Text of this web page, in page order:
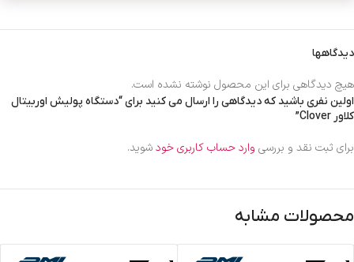
دیدگاهها
هیچ دیدگاهی برای این محصول نوشته نشده است.
اولین نفری باشید که دیدگاهی را ارسال می کنید برای “دستگاه پولیش اوربیتال
کلاور Clover”
برای ثبت نقد و بررسی وارد حساب کاربری خودشوید.
محصولات مشابه